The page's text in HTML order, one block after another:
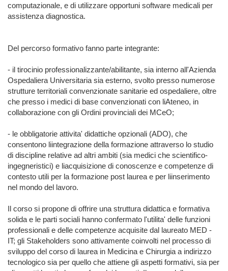
computazionale, e di utilizzare opportuni software medicali per
assistenza diagnostica.
Del percorso formativo fanno parte integrante:
- il tirocinio professionalizzante/abilitante, sia interno all'Azienda
Ospedaliera Universitaria sia esterno, svolto presso numerose
strutture territoriali convenzionate sanitarie ed ospedaliere, oltre
che presso i medici di base convenzionati con liAteneo, in
collaborazione con gli Ordini provinciali dei MCeO;
- le obbligatorie attivita' didattiche opzionali (ADO), che
consentono liintegrazione della formazione attraverso lo studio
di discipline relative ad altri ambiti (sia medici che scientifico-
ingegneristici) e liacquisizione di conoscenze e competenze di
contesto utili per la formazione post laurea e per liinserimento
nel mondo del lavoro.
Il corso si propone di offrire una struttura didattica e formativa
solida e le parti sociali hanno confermato l'utilita' delle funzioni
professionali e delle competenze acquisite dal laureato MED -
IT; gli Stakeholders sono attivamente coinvolti nel processo di
sviluppo del corso di laurea in Medicina e Chirurgia a indirizzo
tecnologico sia per quello che attiene gli aspetti formativi, sia per